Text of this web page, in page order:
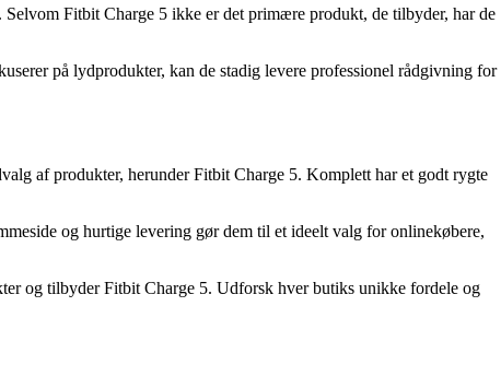
Fitbit Charge 5 ikke er det primære produkt, de tilbyder, har de
på lydprodukter, kan de stadig levere professionel rådgivning for
af produkter, herunder Fitbit Charge 5. Komplett har et godt rygte
og hurtige levering gør dem til et ideelt valg for onlinekøbere,
og tilbyder Fitbit Charge 5. Udforsk hver butiks unikke fordele og